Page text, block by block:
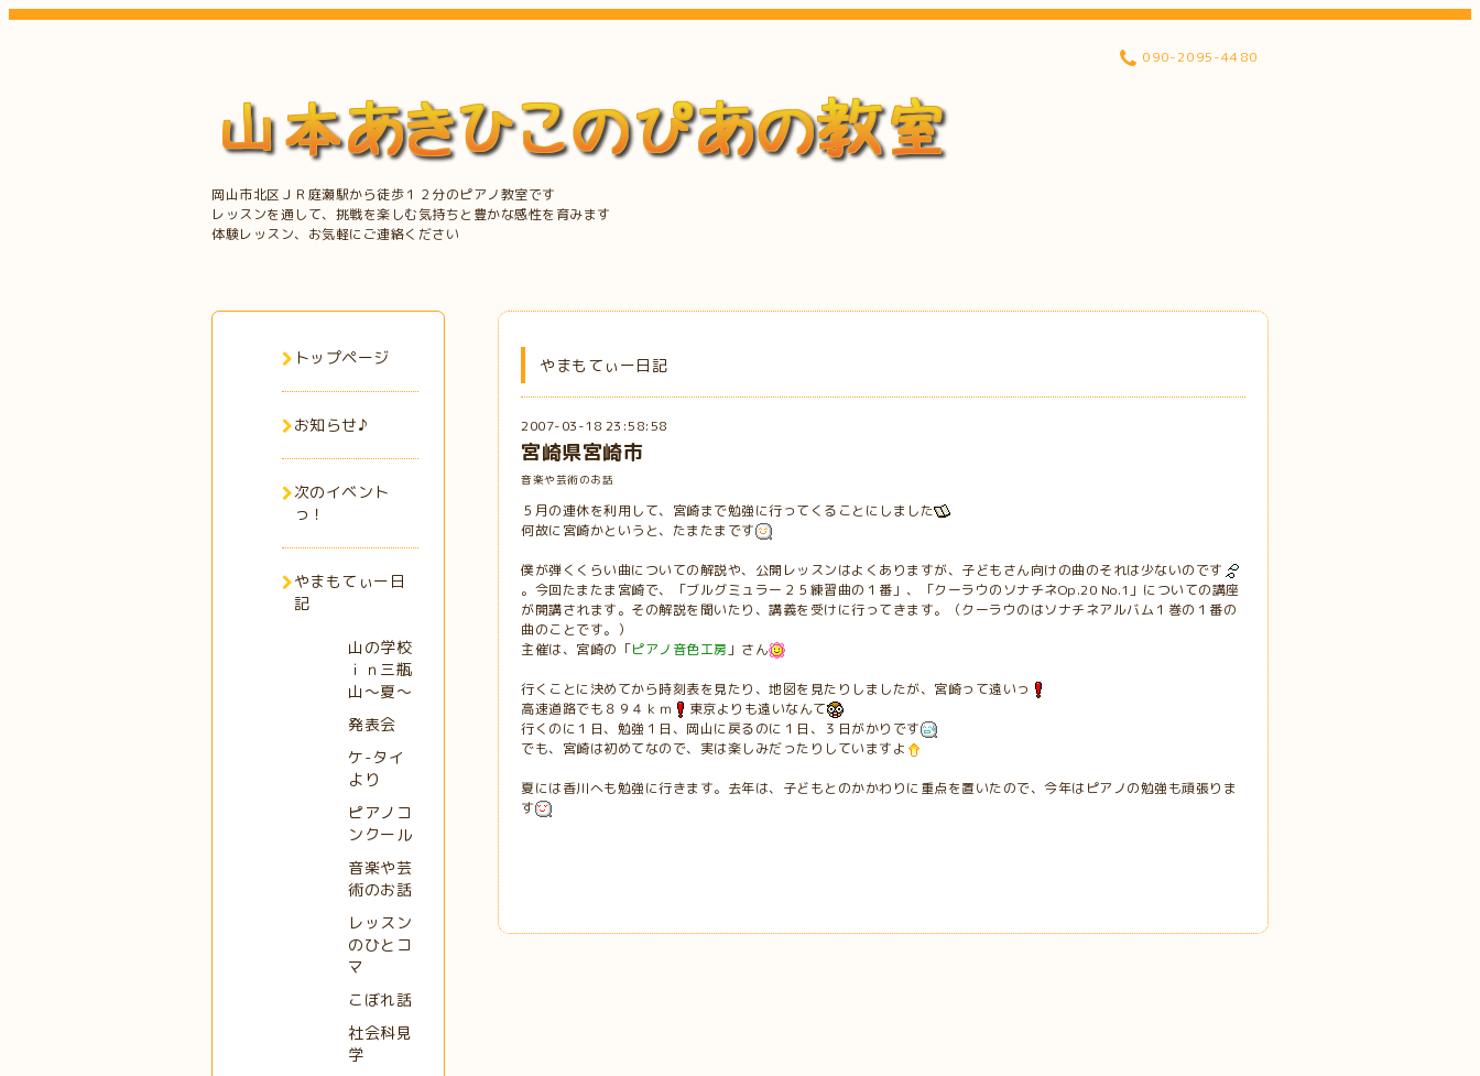
岡山市北区ＪＲ庭瀬駅から徒歩１２分のピアノ教室です
レッスンを通して、挑戦を楽しむ気持ちと豊かな感性を育みます
体験レッスン、お気軽にご連絡ください
090-2095-4480
やまもてぃー日記
2007-03-18 23:58:58
宮崎県宮崎市
音楽や芸術のお話
５月の連休を利用して、宮崎まで勉強に行ってくることにしました
何故に宮崎かというと、たまたまです
僕が弾くくらい曲についての解説や、公開レッスンはよくありますが、子どもさん向けの曲のそれは少ないのです
。今回たまたま宮崎で、「ブルグミュラー２５練習曲の１番」、「クーラウのソナチネOp.20 No.1」についての講座
が開講されます。その解説を聞いたり、講義を受けに行ってきます。（クーラウのはソナチネアルバム１巻の１番の
曲のことです。）
主催は、宮崎の「ピアノ音色工房 」さん
行くことに決めてから時刻表を見たり、地図を見たりしましたが、宮崎って遠いっ
高速道路でも８９４ｋｍ
東京よりも遠いなんて
行くのに１日、勉強１日、岡山に戻るのに１日、３日がかりです
でも、宮崎は初めてなので、実は楽しみだったりしていますよ
夏には香川へも勉強に行きます。去年は、子どもとのかかわりに重点を置いたので、今年はピアノの勉強も頑張りま
す
トップページ
お知らせ♪
次のイベント
っ！
やまもてぃー日
記
山の学校
ｉｎ三瓶
山～夏～
発表会
ケ-タイ
より
ピアノコ
ンクール
音楽や芸
術のお話
レッスン
のひとコ
マ
こぼれ話
社会科見
学